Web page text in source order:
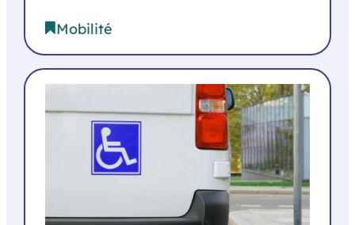
Mobilité